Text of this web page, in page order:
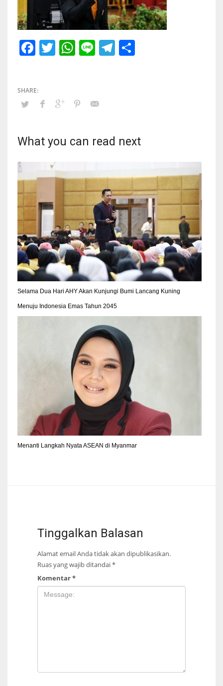
Facebook
Twitter
WhatsApp
LineTelegram
What you can read next
Selama Dua Hari AHY Akan Kunjungi Bumi Lancang Kuning
Menuju Indonesia Emas Tahun 2045
Menanti Langkah Nyata ASEAN di Myanmar
Tinggalkan Balasan
Alamat email Anda tidak akan dipublikasikan.
Ruas yang wajib ditandai*
Komentar*